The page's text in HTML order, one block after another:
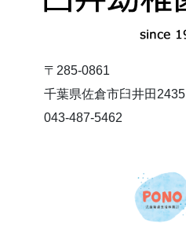
〒285-0861
千葉県佐倉市臼井田2435
043-487-5462